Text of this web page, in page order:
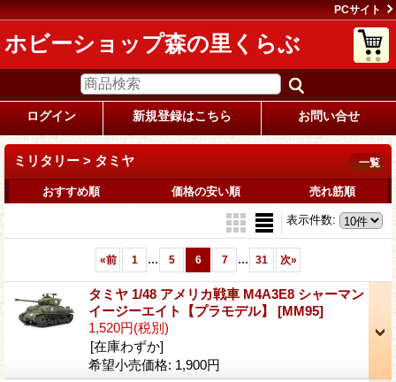
PCサイト
ホビーショップ森の里くらぶ
ログイン 新規登録はこちら お問い合せ
ミリタリー > タミヤ 一覧
おすすめ順 価格の安い順 売れ筋順
表示件数:
«前 1 ... 5 6 7 ... 31 次»
タミヤ 1/48 アメリカ戦車 M4A3E8 シャーマン
イージーエイト【プラモデル】 [MM95]
1,520円(税別)
[在庫わずか]
希望小売価格: 1,900円